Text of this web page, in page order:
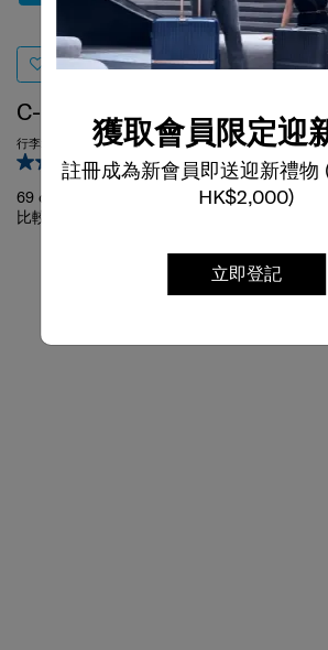
獲取會員限定迎
註冊成為新會員即送迎新禮物
HK$2,000)
立即登記
C-LITE
行李箱 69厘米/25吋
4.7 (13)
69 cm
比較
行李箱 55
55 cm
比較